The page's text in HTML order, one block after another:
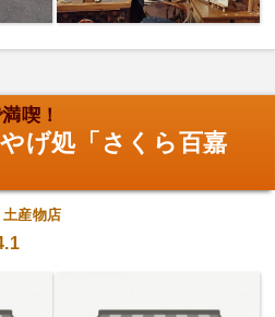
喫！
げ処「さくら百嘉
土産物店